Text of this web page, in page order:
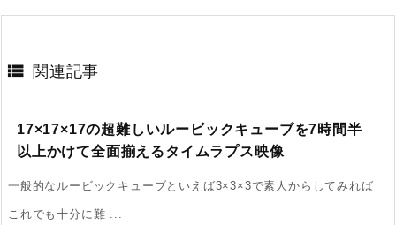
 関連記事
17×17×17の超難しいルービックキューブを7時間半
以上かけて全面揃えるタイムラプス映像
一般的なルービックキューブといえば3×3×3で素人からしてみれば
これでも十分に難 ...